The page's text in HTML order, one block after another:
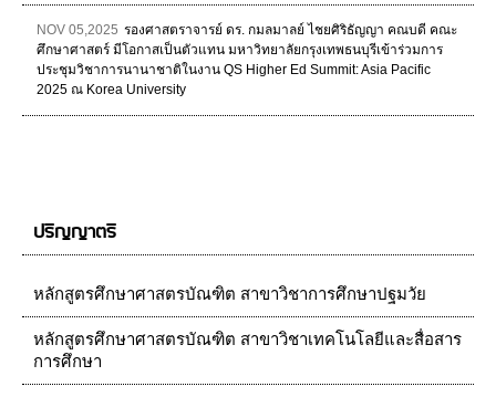
NOV 05,2025 รองศาสตราจารย์ ดร. กมลมาลย์ ไชยศิริธัญญา คณบดี คณะ
ศึกษาศาสตร์ มีโอกาสเป็นตัวแทน มหาวิทยาลัยกรุงเทพธนบุรีเข้าร่วมการ
ประชุมวิชาการนานาชาติในงาน QS Higher Ed Summit: Asia Pacific
2025 ณ Korea University
ปริญญาตรี
หลักสูตรศึกษาศาสตรบัณฑิต สาขาวิชาการศึกษาปฐมวัย
หลักสูตรศึกษาศาสตรบัณฑิต สาขาวิชาเทคโนโลยีและสื่อสาร
การศึกษา